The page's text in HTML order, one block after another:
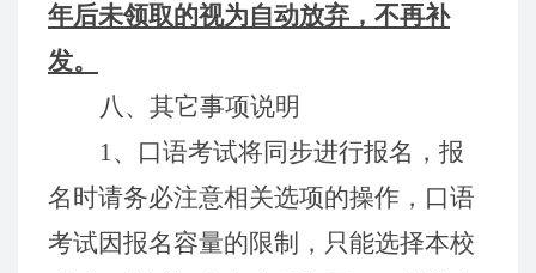
年后未领取的视为自动放弃，不再补
发。
八、其它事项说明
1、口语考试将同步进行报名，报
名时请务必注意相关选项的操作，口语
考试因报名容量的限制，只能选择本校